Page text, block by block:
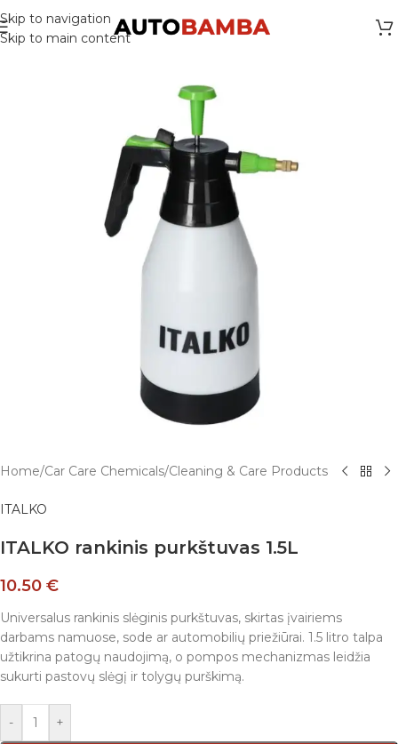
Skip to navigation
Skip to main content
Home/Car Care Chemicals/Cleaning & Care Products
ITALKO
ITALKO rankinis purkštuvas 1.5L
10.50 €
Universalus rankinis slėginis purkštuvas, skirtas įvairiems
darbams namuose, sode ar automobilių priežiūrai. 1.5 litro talpa
užtikrina patogų naudojimą, o pompos mechanizmas leidžia
sukurti pastovų slėgį ir tolygų purškimą.
- +